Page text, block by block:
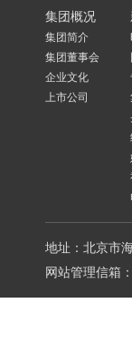
集团概况
集团简介
集团董事会
企业文化
上市公司
地址：北京市
网站管理信箱